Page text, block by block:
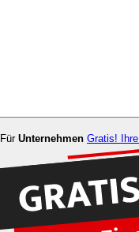
Für Unternehmen Gratis!